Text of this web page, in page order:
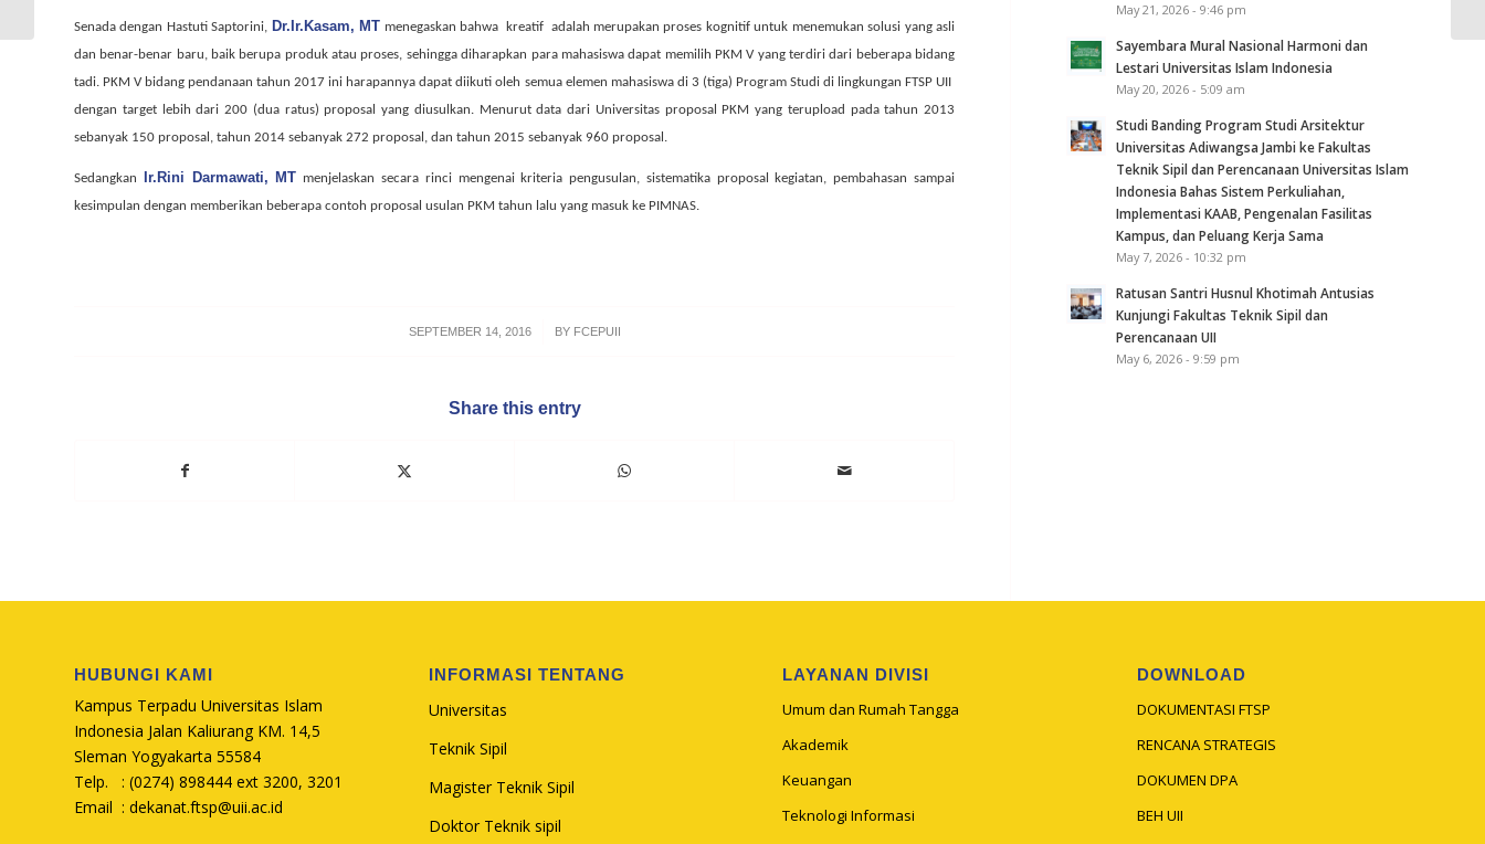
Senada dengan Hastuti Saptorini, Dr.Ir.Kasam, MT menegaskan bahwa kreatif adalah merupakan proses kognitif untuk menemukan solusi yang asli
dan benar-benar baru, baik berupa produk atau proses, sehingga diharapkan para mahasiswa dapat memilih PKM V yang terdiri dari beberapa bidang
tadi. PKM V bidang pendanaan tahun 2017 ini harapannya dapat diikuti oleh semua elemen mahasiswa di 3 (tiga) Program Studi di lingkungan FTSP UII
dengan target lebih dari 200 (dua ratus) proposal yang diusulkan. Menurut data dari Universitas proposal PKM yang terupload pada tahun 2013
sebanyak 150 proposal, tahun 2014 sebanyak 272 proposal, dan tahun 2015 sebanyak 960 proposal.
Sedangkan Ir.Rini Darmawati, MT menjelaskan secara rinci mengenai kriteria pengusulan, sistematika proposal kegiatan, pembahasan sampai
kesimpulan dengan memberikan beberapa contoh proposal usulan PKM tahun lalu yang masuk ke PIMNAS.
SEPTEMBER 14, 2016
/ BY FCEPUII
Share this entry
May 21, 2026 - 9:46 pm
Sayembara Mural Nasional Harmoni dan
Lestari Universitas Islam Indonesia
May 20, 2026 - 5:09 am
Studi Banding Program Studi Arsitektur
Universitas Adiwangsa Jambi ke Fakultas
Teknik Sipil dan Perencanaan Universitas Islam
Indonesia Bahas Sistem Perkuliahan,
Implementasi KAAB, Pengenalan Fasilitas
Kampus, dan Peluang Kerja Sama
May 7, 2026 - 10:32 pm
Ratusan Santri Husnul Khotimah Antusias
Kunjungi Fakultas Teknik Sipil dan
Perencanaan UII
May 6, 2026 - 9:59 pm
HUBUNGI KAMI
Kampus Terpadu Universitas Islam
Indonesia Jalan Kaliurang KM. 14,5
Sleman Yogyakarta 55584
Telp. : (0274) 898444 ext 3200, 3201
Email : dekanat.ftsp@uii.ac.id
INFORMASI TENTANG
Universitas
Teknik Sipil
Magister Teknik Sipil
Doktor Teknik sipil
LAYANAN DIVISI
Umum dan Rumah Tangga
Akademik
Keuangan
Teknologi Informasi
DOWNLOAD
DOKUMENTASI FTSP
RENCANA STRATEGIS
DOKUMEN DPA
BEH UII